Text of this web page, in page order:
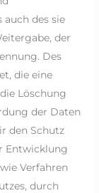
des sie
der
Des
die eine
Löschung
der Daten
den Schutz
Entwicklung
Verfahren
durch